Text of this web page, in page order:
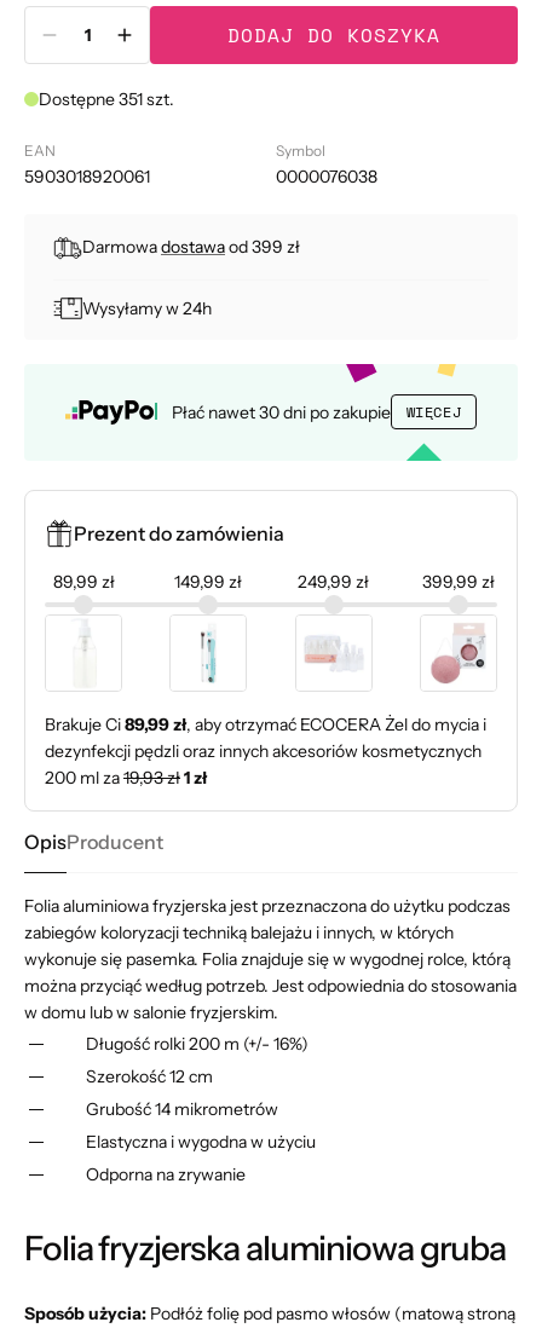
Zmniejsz
ilość
dla
Folia
aluminiowa
m
Zwiększ
ilość
dla
aluminiowa
m
DODAJ DO KOSZYKA
Dostępne 351 szt.
EAN
5903018920061
Symbol
0000076038
Darmowadostawaod 399 zł
Wysyłamy w 24h
Płać nawet 30 dni po zakupie WIĘCEJ
Prezent do zamówienia
89,99 zł 149,99 zł 249,99 zł 399,99 zł
Brakuje Ci89,99 zł, aby otrzymać ECOCERA Żel do mycia i
dezynfekcji pędzli oraz innych akcesoriów kosmetycznych
200 ml za19,93 zł1 zł
OpisProducent
Folia aluminiowa fryzjerska jest przeznaczona do użytku podczas
zabiegów koloryzacji techniką balejażu i innych, w których
wykonuje się pasemka. Folia znajduje się w wygodnej rolce, którą
można przyciąć według potrzeb. Jest odpowiednia do stosowania
w domu lub w salonie fryzjerskim.
Długość rolki 200 m (+/- 16%)
Szerokość 12 cm
Grubość 14 mikrometrów
Elastyczna i wygodna w użyciu
Odporna na zrywanie
Folia fryzjerska aluminiowa gruba
Sposób użycia: Podłóż folię pod pasmo włosów (matową stroną